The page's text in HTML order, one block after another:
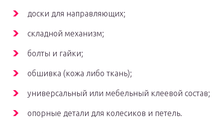
доски для направляющих;
складной механизм;
болты и гайки;
обшивка (кожа либо ткань);
универсальный или мебельный клеевой состав;
опорные детали для колесиков и петель.